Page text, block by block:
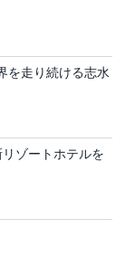
を走り続ける志水
リゾートホテルを